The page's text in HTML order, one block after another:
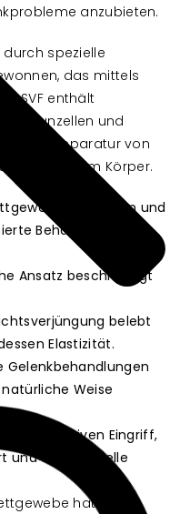
anzubieten.
durch spezielle
das mittels
SVF enthält
Immunzellen und
der Reparatur von
Gewebe im Körper.
gewonnen und
Behandlung
Ansatz beschleunigt
belebt
Elastizität.
Weise
invasiven Eingriff,
und eine schnelle
hat ein